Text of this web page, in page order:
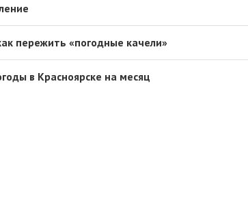
пережить «погодные качели»
в Красноярске на месяц